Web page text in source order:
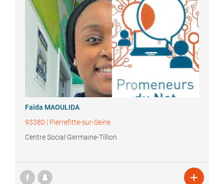
Faïda MAOULIDA
93380 | Pierrefitte-sur-Seine
Centre Social Germaine-Tillion
